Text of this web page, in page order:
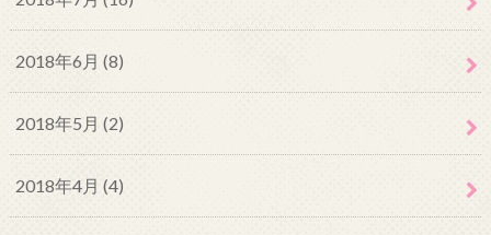
2018年6月 (8)
2018年5月 (2)
2018年4月 (4)